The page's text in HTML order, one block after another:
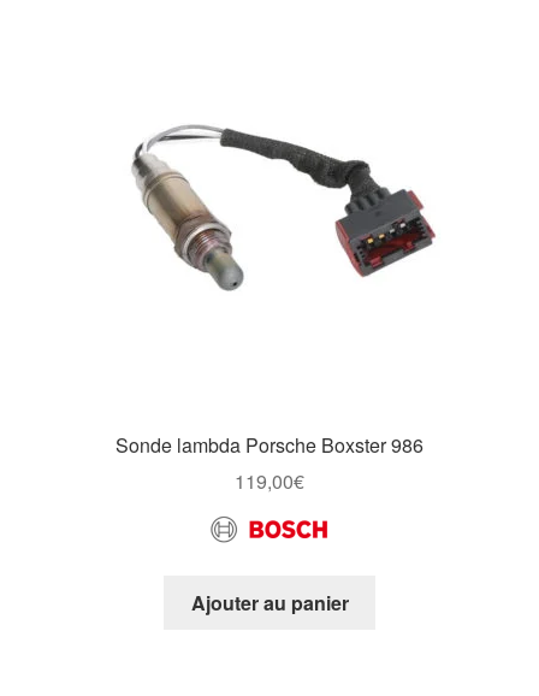
Sonde lambda Porsche Boxster 986
119,00€
Ajouter au panier